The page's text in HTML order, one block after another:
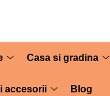
Casa si gradina
accesorii Blog